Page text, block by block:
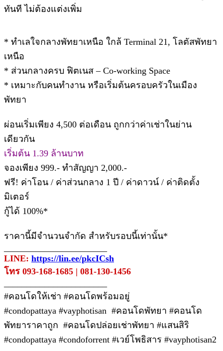
ทันที ไม่ต้องแต่งเพิ่ม
* ทำเลใจกลางพัทยาเหนือ ใกล้ Terminal 21, โลตัสพัทยา
เหนือ
* ส่วนกลางครบ ฟิตเนส – Co-working Space
* เหมาะกับคนทำงาน หรือเริ่มต้นครอบครัวในเมือง
พัทยา
ผ่อนเริ่มเพียง 4,500 ต่อเดือน ถูกกว่าค่าเช่าในย่าน
เดียวกัน
เริ่มต้น 1.39 ล้านบาท
จองเพียง 999.- ทำสัญญา 2,000.-
ฟรี! ค่าโอน / ค่าส่วนกลาง 1 ปี / ค่าดาวน์ / ค่าติดตั้ง
มิเตอร์
กู้ได้ 100%*
ราคานี้มีจำนวนจำกัด สำหรับรอบนี้เท่านั้น*
LINE: https://lin.ee/pkcICsh
โทร 093-168-1685 | 081-130-1456
#คอนโดให้เช่า #คอนโดพร้อมอยู่
#condopattaya #vayphotisan #คอนโดพัทยา #คอนโด
พัทยาราคาถูก #คอนโดปล่อยเช่าพัทยา #แสนสิริ
#condopattaya #condoforrent #เวย์โพธิสาร #vayphotisan2